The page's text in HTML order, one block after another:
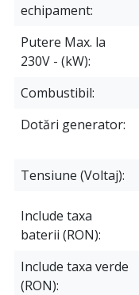
echipament
Putere Max. la
230V - (kW)
Combustibil
Dotări generator
Tensiune (Voltaj)
Include taxa
baterii (RON)
Include taxa verde
(RON)